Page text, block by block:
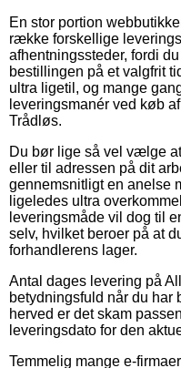
En stor portion
række forskellige
afhentningssteder, fordi
bestillingen på et valgfrit
ultra ligetil, og mange
leveringsmanér ved køb
Trådløs.
Du bør lige så vel vælge
eller til adressen på dit
gennemsnitligt en anelse
ligeledes ultra
leveringsmåde vil dog til
selv, hvilket beroer på at
forhandlerens lager.
Antal dages levering på
betydningsfuld når du har
herved er det skam
leveringsdato for den
Temmelig mange e-